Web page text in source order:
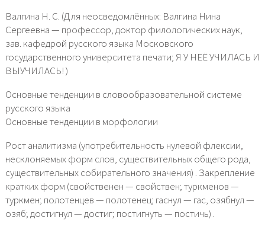
Валгина Н. С. (Для неосведомлённых: Валгина Нина
Сергеевна — профессор, доктор филологических наук,
зав. кафедрой русского языка Московского
государственного университета печати; Я У НЕЁ УЧИЛАСЬ И
ВЫУЧИЛАСЬ! )
Основные тенденции в словообразовательной системе
русского языка
Основные тенденции в морфологии
Рост аналитизма (употребительность нулевой флексии,
несклоняемых форм слов, существительных общего рода,
существительных собирательного значения) . Закрепление
кратких форм (свойственен — свойствен; туркменов —
туркмен; полотенцев — полотенец; гаснул — гас, озябнул —
озяб; достигнул — достиг; постигнуть — постичь) .